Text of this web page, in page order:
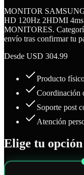
MONITOR
HD 120Hz 2HDMI
MONITORES.
envío tras confirmar tu
Desde USD 304.99
Producto
Coordinación
Soporte post
Atención
Elige tu opción